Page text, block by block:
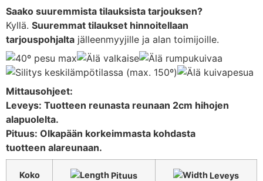
Saako suuremmista tilauksista tarjouksen?
Kyllä. Suuremmat tilaukset hinnoitellaan
tarjouspohjalta jälleenmyyjille ja alan toimijoille.
Mittausohjeet:
Leveys: Tuotteen reunasta reunaan 2cm hihojen
alapuolelta.
Pituus: Olkapään korkeimmasta kohdasta
tuotteen alareunaan.
Koko Pituus Leveys